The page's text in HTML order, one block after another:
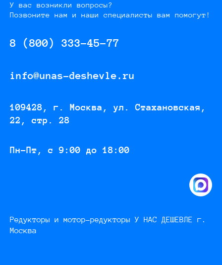
У вас возникли вопросы?
Позвоните нам и наши специалисты вам помогут!
8 (800) 333-45-77
info@unas-deshevle.ru
109428, г. Москва, ул. Стахановская,
22, стр. 28
Пн-Пт, с 9:00 до 18:00
Редукторы и мотор-редукторы У НАС ДЕШЕВЛЕ г.
Москва